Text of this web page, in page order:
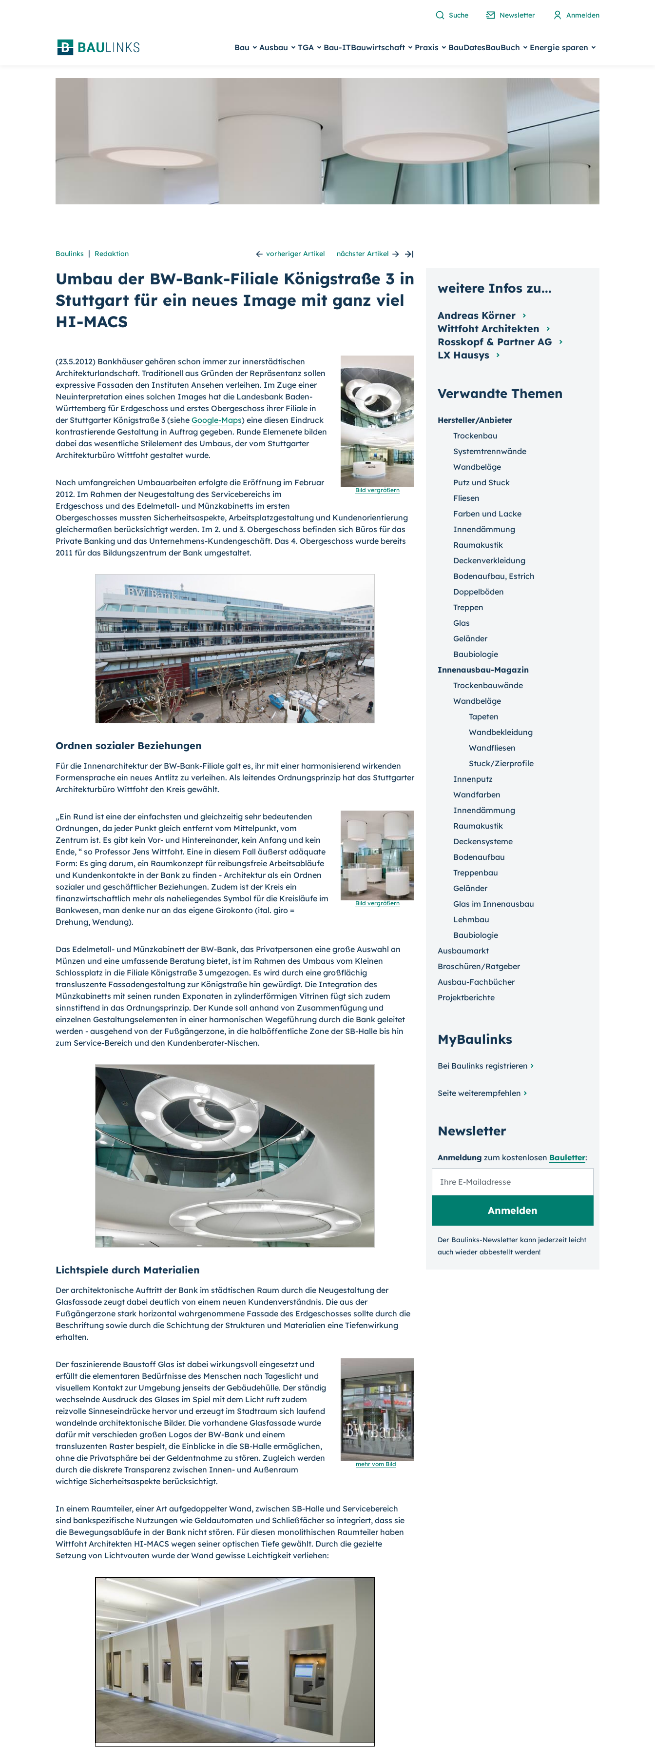
Suche Newsletter Anmelden
Bau Ausbau TGA Bau-ITBauwirtschaft Praxis BauDatesBauBuch Energie sparen
Baulinks | Redaktion vorheriger Artikel nächster Artikel
Umbau der BW-Bank-Filiale Königstraße 3 in
Stuttgart für ein neues Image mit ganz viel
HI-MACS
Bild vergrößern
(23.5.2012) Bankhäuser gehören schon immer zur innerstädti­schen
Architekturlandschaft. Traditionell aus Gründen der Re­präsentanz sollen
expressive Fassaden den Instituten Ansehen verleihen. Im Zuge einer
Neuinterpretation eines solchen Ima­ges hat die Landesbank Baden-
Württemberg für Erdgeschoss und erstes Obergeschoss ihrer Filiale in
der Stuttgarter König­straße 3 (siehe Google-Maps) eine diesen Eindruck
kontrastie­rende Gestaltung in Auftrag gegeben. Runde Elemenete bilden
dabei das wesentliche Stilelement des Umbaus, der vom Stutt­garter
Architekturbüro Wittfoht gestaltet wurde.
Nach umfangreichen Umbauarbeiten erfolgte die Eröffnung im Februar
2012. Im Rahmen der Neugestaltung des Servicebe­reichs im
Erdgeschoss und des Edelmetall- und Münzkabinetts im ersten
Obergeschosses mussten Sicherheitsaspekte, Ar­beitsplatzgestaltung und Kundenorientierung
gleichermaßen berücksichtigt werden. Im 2. und 3. Obergeschoss befinden sich Büros für das
Private Banking und das Unternehmens-Kundengeschäft. Das 4. Obergeschoss wurde bereits
2011 für das Bildungszentrum der Bank umgestaltet.
Ordnen sozialer Beziehungen
Für die Innenarchitektur der BW-Bank-Filiale galt es, ihr mit einer harmonisierend wir­kenden
Formensprache ein neues Antlitz zu verleihen. Als leitendes Ordnungsprinzip hat das Stuttgarter
Architekturbüro Wittfoht den Kreis gewählt.
Bild vergrößern
„Ein Rund ist eine der einfachsten und gleichzeitig sehr bedeu­tenden
Ordnungen, da jeder Punkt gleich entfernt vom Mittel­punkt, vom
Zentrum ist. Es gibt kein Vor- und Hintereinander, kein Anfang und kein
Ende, “ so Professor Jens Wittfoht. Eine in diesem Fall äußerst adäquate
Form: Es ging darum, ein Raumkonzept für reibungsfreie Arbeitsabläufe
und Kundenkon­takte in der Bank zu finden - Architektur als ein Ordnen
sozia­ler und geschäftlicher Beziehungen. Zudem ist der Kreis ein
finanzwirtschaftlich mehr als naheliegendes Symbol für die Kreisläufe im
Bankwesen, man denke nur an das eigene Giro­konto (ital. giro =
Drehung, Wendung).
Das Edelmetall- und Münzkabinett der BW-Bank, das Privatpersonen eine große Aus­wahl an
Münzen und eine umfassende Beratung bietet, ist im Rahmen des Umbaus vom Kleinen
Schlossplatz in die Filiale Königstraße 3 umgezogen. Es wird durch eine großflächig
transluszente Fassadengestaltung zur Königstraße hin gewürdigt. Die Inte­gration des
Münzkabinetts mit seinen runden Exponaten in zylinderförmigen Vitrinen fügt sich zudem
sinnstiftend in das Ordnungsprinzip. Der Kunde soll anhand von Zu­sammenfügung und
einzelnen Gestaltungselementen in einer harmonischen Wegefüh­rung durch die Bank geleitet
werden - ausgehend von der Fußgängerzone, in die halb­öffentliche Zone der SB-Halle bis hin
zum Service-Bereich und den Kundenberater-Nischen.
Lichtspiele durch Materialien
Der architektonische Auftritt der Bank im städtischen Raum durch die Neugestaltung der
Glasfassade zeugt dabei deutlich von einem neuen Kundenverständnis. Die aus der
Fußgängerzone stark horizontal wahrgenommene Fassade des Erdgeschosses sollte durch die
Beschriftung sowie durch die Schichtung der Strukturen und Materialien eine Tiefenwirkung
erhalten.
mehr vom Bild
Der faszinierende Baustoff Glas ist dabei wirkungsvoll einge­setzt und
erfüllt die elementaren Bedürfnisse des Menschen nach Tageslicht und
visuellem Kontakt zur Umgebung jenseits der Gebäudehülle. Der ständig
wechselnde Ausdruck des Gla­ses im Spiel mit dem Licht ruft zudem
reizvolle Sinneseindrücke hervor und erzeugt im Stadtraum sich laufend
wandelnde architektonische Bilder. Die vorhandene Glasfassade wurde
dafür mit verschieden großen Logos der BW-Bank und einem
transluzenten Raster bespielt, die Einblicke in die SB-Halle ermöglichen,
ohne die Privatsphäre bei der Geldentnahme zu stören. Zugleich werden
durch die diskrete Transparenz zwischen Innen- und Außenraum
wichtige Sicherheitsaspekte berücksichtigt.
In einem Raumteiler, einer Art aufgedoppelter Wand, zwischen SB-Halle und Service­bereich
sind bankspezifische Nutzungen wie Geldautomaten und Schließfächer so inte­griert, dass sie
die Bewegungsabläufe in der Bank nicht stören. Für diesen monolithi­schen Raumteiler haben
Wittfoht Architekten HI-MACS wegen seiner optischen Tiefe gewählt. Durch die gezielte
Setzung von Lichtvouten wurde der Wand gewisse Leichtigkeit verliehen:
Verwandte Themen
Hersteller/Anbieter
Trockenbau
Systemtrennwände
Wandbeläge
Putz und Stuck
Fliesen
Farben und Lacke
Innendämmung
Raumakustik
Deckenverkleidung
Bodenaufbau, Estrich
Doppelböden
Treppen
Glas
Geländer
Baubiologie
Innenausbau-Magazin
Trockenbauwände
Wandbeläge
Tapeten
Wandbekleidung
Wandfliesen
Stuck/Zierprofile
Innenputz
Wandfarben
Innendämmung
Raumakustik
Deckensysteme
Bodenaufbau
Treppenbau
Geländer
Glas im Innenausbau
Lehmbau
Baubiologie
Ausbaumarkt
Broschüren/Ratgeber
Ausbau-Fachbücher
Projektberichte
MyBaulinks
Bei Baulinks registrieren
Seite weiterempfehlen
Newsletter
Anmeldung zum kosten­losen Bauletter:
Der Baulinks-Newsletter kann jeder­zeit leicht
auch wieder ab­bestellt werden!
weitere Infos zu...
Andreas Körner
Wittfoht Architekten
Rosskopf & Partner AG
LX Hausys